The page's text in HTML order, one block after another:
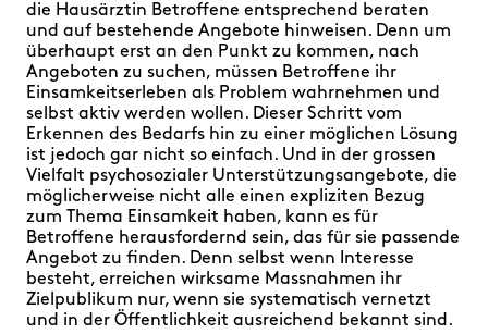
die Hausärztin Betroffene entsprechend beraten
und auf bestehende Angebote hinweisen. Denn um
überhaupt erst an den Punkt zu kommen, nach
Angeboten zu suchen, müssen Betroffene ihr
Einsamkeitserleben als Problem wahrnehmen und
selbst aktiv werden wollen. Dieser Schritt vom
Erkennen des Bedarfs hin zu einer möglichen Lösung
ist jedoch gar nicht so einfach. Und in der grossen
Vielfalt psychosozialer Unterstützungsangebote, die
möglicherweise nicht alle einen expliziten Bezug
zum Thema Einsamkeit haben, kann es für
Betroffene herausfordernd sein, das für sie passende
Angebot zu finden. Denn selbst wenn Interesse
besteht, erreichen wirksame Massnahmen ihr
Zielpublikum nur, wenn sie systematisch vernetzt
und in der Öffentlichkeit ausreichend bekannt sind.